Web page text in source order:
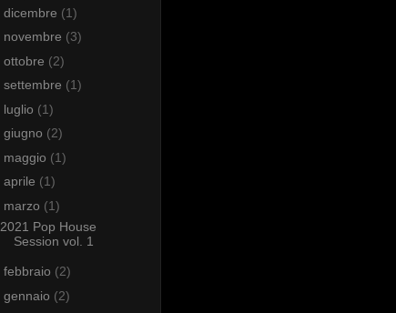
dicembre (1)
novembre (3)
ottobre (2)
settembre (1)
luglio (1)
giugno (2)
maggio (1)
aprile (1)
marzo (1)
2021 Pop House
Session vol. 1
febbraio (2)
gennaio (2)